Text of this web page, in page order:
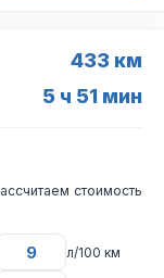
433 км
5 ч 51 мин
стоимость
л/100 км